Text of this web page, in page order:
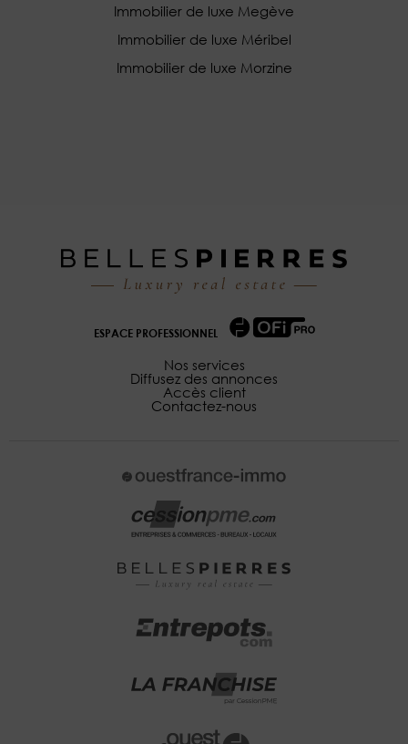
Immobilier de luxe Megève
Immobilier de luxe Méribel
Immobilier de luxe Morzine
ESPACE PROFESSIONNEL
Nos services
Diffusez des annonces
Accès client
Contactez-nous